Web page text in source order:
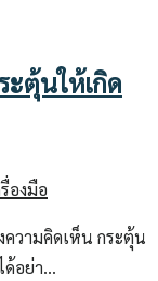
ตุ้นให้เกิด
องมือ
ความคิดเห็น กระตุ้น
ด้อย่า…